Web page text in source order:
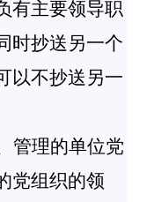
有主要领导职
时抄送另一个
以不抄送另一
管理的单位党
党组织的领